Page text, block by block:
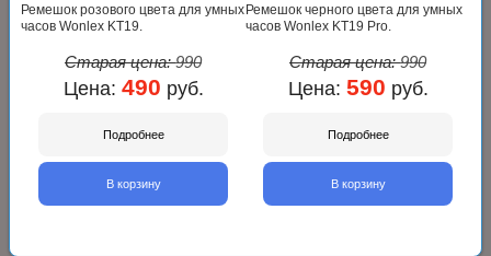
Ремешок розового цвета для умных
часов Wonlex KT19.
Старая цена:990
Цена: 490 руб.
Подробнее
В корзину
Ремешок черного цвета для умных
часов Wonlex KT19 Pro.
Старая цена:990
Цена: 590 руб.
Подробнее
В корзину